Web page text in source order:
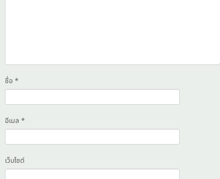
ชื่อ *
อีเมล *
เว็บไซต์